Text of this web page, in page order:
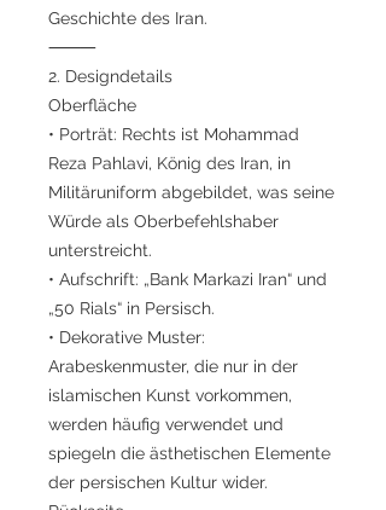
Geschichte des Iran.
⸻
2. Designdetails
Oberfläche
• Porträt: Rechts ist Mohammad
Reza Pahlavi, König des Iran, in
Militäruniform abgebildet, was seine
Würde als Oberbefehlshaber
unterstreicht.
• Aufschrift: „Bank Markazi Iran“ und
„50 Rials“ in Persisch.
• Dekorative Muster:
Arabeskenmuster, die nur in der
islamischen Kunst vorkommen,
werden häufig verwendet und
spiegeln die ästhetischen Elemente
der persischen Kultur wider.